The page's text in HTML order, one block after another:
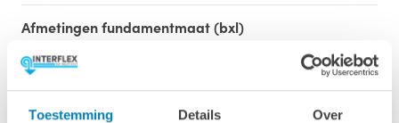
Toestemming Details Over
Afmetingen fundamentmaat (bxl)
Afmetingen inclusief oren (bxl)
440 x 645 cm